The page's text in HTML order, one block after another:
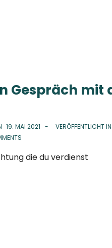
Gespräch mit
19. MAI 2021
VERÖFFENTLICHT IN
die du verdienst